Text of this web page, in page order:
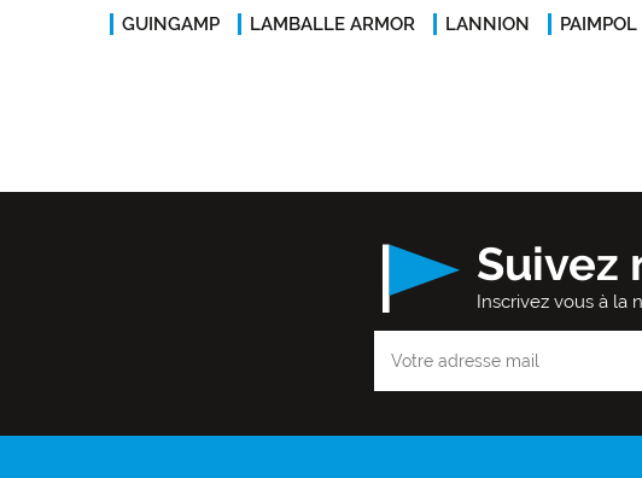
GUINGAMP LAMBALLE ARMOR LANNION PAIMPOL
Suivez
Inscrivez vous à la